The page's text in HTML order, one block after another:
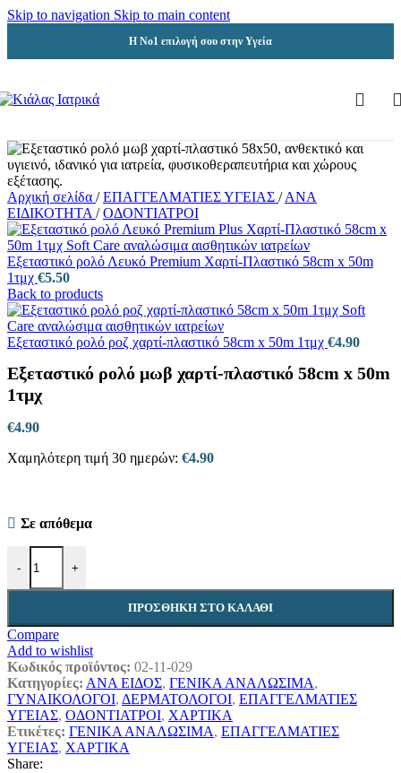
Skip to navigation Skip to main content
Η Νο1 επιλογή σου στην Υγεία
Αρχική σελίδα / ΕΠΑΓΓΕΛΜΑΤΙΕΣ ΥΓΕΙΑΣ / ΑΝΑ
ΕΙΔΙΚΟΤΗΤΑ / ΟΔΟΝΤΙΑΤΡΟΙ
Εξεταστικό ρολό Λευκό Premium Χαρτί-Πλαστικό 58cm x 50m
1τμχ €5.50
Back to products
Εξεταστικό ρολό ροζ χαρτί-πλαστικό 58cm x 50m 1τμχ €4.90
Εξεταστικό ρολό μωβ χαρτί-πλαστικό 58cm x 50m
1τμχ
€4.90
Χαμηλότερη τιμή 30 ημερών: €4.90
Σε απόθεμα
-
Εξεταστικό ρολό μωβ χαρτί-πλαστικό 58cm x 50m 1τμχ ποσότητα
+
ΠΡΟΣΘΉΚΗ ΣΤΟ ΚΑΛΆΘΙ
Compare
Add to wishlist
Κωδικός προϊόντος: 02-11-029
Κατηγορίες: ΑΝΑ ΕΙΔΟΣ, ΓΕΝΙΚΑ ΑΝΑΛΩΣΙΜΑ,
ΓΥΝΑΙΚΟΛΟΓΟΙ, ΔΕΡΜΑΤΟΛΟΓΟΙ, ΕΠΑΓΓΕΛΜΑΤΙΕΣ
ΥΓΕΙΑΣ, ΟΔΟΝΤΙΑΤΡΟΙ, ΧΑΡΤΙΚΑ
Ετικέτες: ΓΕΝΙΚΑ ΑΝΑΛΩΣΙΜΑ, ΕΠΑΓΓΕΛΜΑΤΙΕΣ
ΥΓΕΙΑΣ, ΧΑΡΤΙΚΑ
Share: